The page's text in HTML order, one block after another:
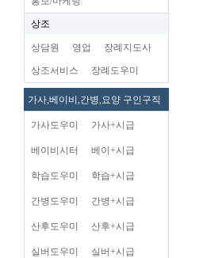
상조
상담원 영업 장례지도사
상조서비스 장례도우미
가사,베이비,간병,요양 구인구직
가사도우미 가사+시급
베이비시터 베이+시급
학습도우미 학습+시급
간병도우미 간병+시급
산후도우미 산후+시급
실버도우미 실버+시급